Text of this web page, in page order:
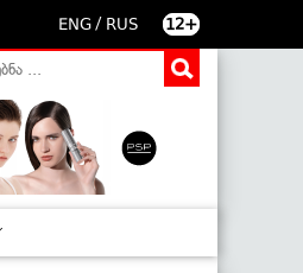
ENG / RUS 12+